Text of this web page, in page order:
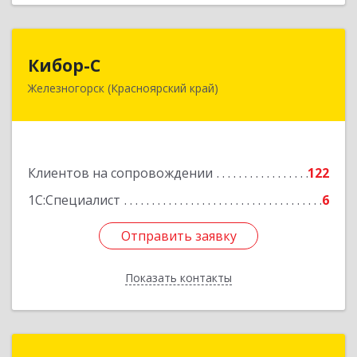
Кибор-С
Железногорск (Красноярский край)
Клиентов на сопровождении
122
1С:Специалист
6
Отправить заявку
Показать контакты
662973, Красноярский край, Железногорск г,
Отправить заявку
Назад